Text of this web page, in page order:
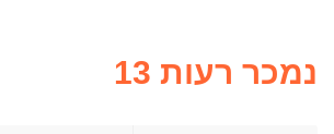
נמכר רעות 13